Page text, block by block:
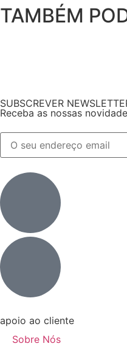
TAMBÉM
SUBSCREVER
Receba as nossas
apoio ao cliente
Sobre Nós